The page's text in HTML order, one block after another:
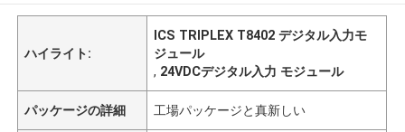
ハイライト:
ICS TRIPLEX T8402 デジタル入力モ
ジュール
, 24VDCデジタル入力 モジュール
パッケージの詳細 工場パッケージと真新しい